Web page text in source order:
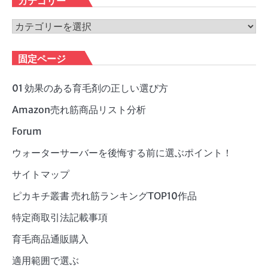
イ
ブ
カ
ゴ
リ
ー
固定ページ
01 効果のある育毛剤の正しい選び方
Amazon売れ筋商品リスト分析
Forum
ウォーターサーバーを後悔する前に選ぶポイント！
サイトマップ
ピカキチ叢書 売れ筋ランキングTOP10作品
特定商取引法記載事項
育毛商品通販購入
適用範囲で選ぶ